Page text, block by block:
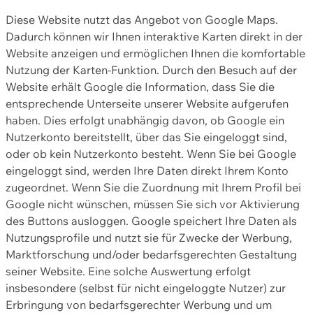
Diese Website nutzt das Angebot von Google Maps.
Dadurch können wir Ihnen interaktive Karten direkt in der
Website anzeigen und ermöglichen Ihnen die komfortable
Nutzung der Karten-Funktion. Durch den Besuch auf der
Website erhält Google die Information, dass Sie die
entsprechende Unterseite unserer Website aufgerufen
haben. Dies erfolgt unabhängig davon, ob Google ein
Nutzerkonto bereitstellt, über das Sie eingeloggt sind,
oder ob kein Nutzerkonto besteht. Wenn Sie bei Google
eingeloggt sind, werden Ihre Daten direkt Ihrem Konto
zugeordnet. Wenn Sie die Zuordnung mit Ihrem Profil bei
Google nicht wünschen, müssen Sie sich vor Aktivierung
des Buttons ausloggen. Google speichert Ihre Daten als
Nutzungsprofile und nutzt sie für Zwecke der Werbung,
Marktforschung und/oder bedarfsgerechten Gestaltung
seiner Website. Eine solche Auswertung erfolgt
insbesondere (selbst für nicht eingeloggte Nutzer) zur
Erbringung von bedarfsgerechter Werbung und um